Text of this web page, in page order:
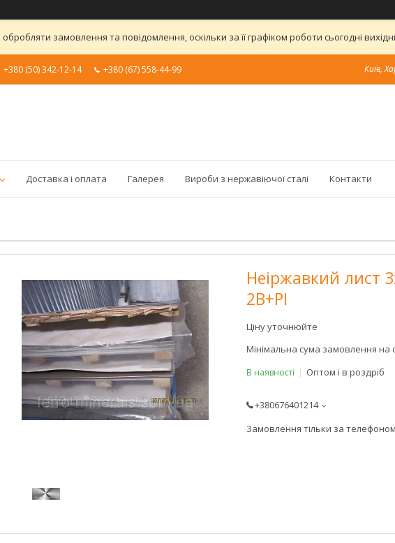
замовлення та повідомлення, оскільки за її графіком роботи сьогодні
+380 (50) 342-12-14 +380 (67) 558-44-99 Київ,
Доставка і оплата Галерея Вироби з нержавіючої сталі Контакти
Неіржавкий лист
2В+РІ
Ціну уточнюйте
Мінімальна сума замовлення на
В наявності Оптом і в роздріб
+380676401214
Замовлення тільки за телефоном